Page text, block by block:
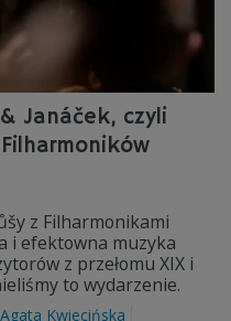
Janáček, czyli
z Filharmonikami
i efektowna muzyka
z przełomu XIX i
to wydarzenie.
Agata Kwiecińska